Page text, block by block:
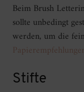
Beim Brush
sollte unbedingt
werden, um die
Papierempfehlungen
Stifte